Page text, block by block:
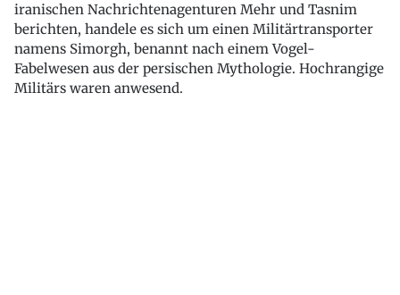
iranischen Nachrichtenagenturen Mehr und Tasnim
berichten, handele es sich um einen Militärtransporter
namens Simorgh, benannt nach einem Vogel-
Fabelwesen aus der persischen Mythologie. Hochrangige
Militärs waren anwesend.